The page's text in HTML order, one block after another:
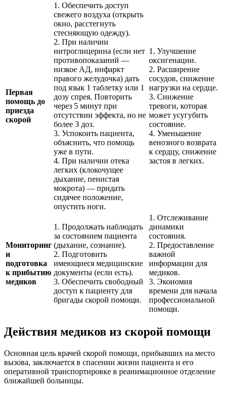
Первая
помощь до
приезда
скорой
1. Обеспечить доступ
свежего воздуха (открыть
окно, расстегнуть
стесняющую одежду).
2. При наличии
нитроглицерина (если нет
противопоказаний —
низкое АД, инфаркт
правого желудочка) дать
под язык 1 таблетку или 1
дозу спрея. Повторить
через 5 минут при
отсутствии эффекта, но не
более 3 доз.
3. Успокоить пациента,
объяснить, что помощь
уже в пути.
4. При наличии отека
легких (клокочущее
дыхание, пенистая
мокрота) — придать
сидячее положение,
опустить ноги.
1. Улучшение
оксигенации.
2. Расширение
сосудов, снижение
нагрузки на сердце.
3. Снижение
тревоги, которая
может усугубить
состояние.
4. Уменьшение
венозного возврата
к сердцу, снижение
застоя в легких.
Мониторинг
и
подготовка
к прибытию
медиков
1. Продолжать наблюдать
за состоянием пациента
(дыхание, сознание).
2. Подготовить
имеющиеся медицинские
документы (если есть).
3. Обеспечить свободный
доступ к пациенту для
бригады скорой помощи.
1. Отслеживание
динамики
состояния.
2. Предоставление
важной
информации для
медиков.
3. Экономия
времени для начала
профессиональной
помощи.
Действия медиков из скорой помощи
Основная цель врачей скорой помощи, прибывших на место
вызова, заключается в спасении жизни пациента и его
оперативной транспортировке в реанимационное отделение
ближайшей больницы.